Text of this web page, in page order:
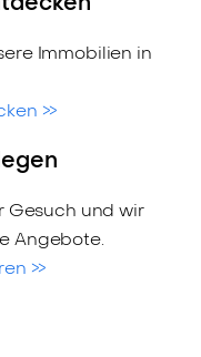
Immobilien in
>>
Gesuch und wir
Angebote.
>>